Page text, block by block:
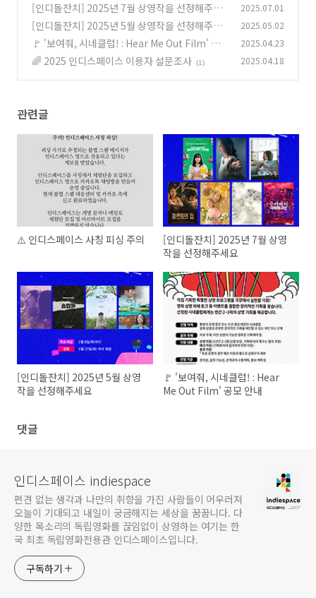
[인디돌잔치] 2025년 7월 상영작을 선정해주세
요
(0)
2025.07.01
[인디돌잔치] 2025년 5월 상영작을 선정해주세
요
(0)
2025.05.02
🚩 '보여줘, 시네클럽! : Hear Me Out Film' 공
모 안내
(0)
2025.04.23
🌈 2025 인디스페이스 이용자 설문조사 (1) 2025.04.18
관련글
⚠️ 인디스페이스 사칭 피싱 주의
[인디돌잔치] 2025년 7월 상영
작을 선정해주세요
[인디돌잔치] 2025년 5월 상영
작을 선정해주세요
🚩 '보여줘, 시네클럽! : Hear
Me Out Film' 공모 안내
댓글
인디스페이스 indiespace
편견 없는 생각과 나만의 취향을 가진 사람들이 어우러져
오늘이 기대되고 내일이 궁금해지는 세상을 꿈꿉니다. 다
양한 목소리의 독립영화를 끊임없이 상영하는 여기는 한
국 최초 독립영화전용관 인디스페이스입니다.
구독하기